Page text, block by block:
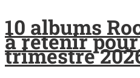
10 albums
à retenir
trimestre